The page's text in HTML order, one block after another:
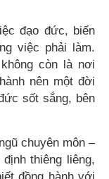
đạo đức, biến
việc phải làm.
còn là nơi
nên một đời
sốt sắng, bên
chuyên môn –
thiêng liêng,
đồng hành với